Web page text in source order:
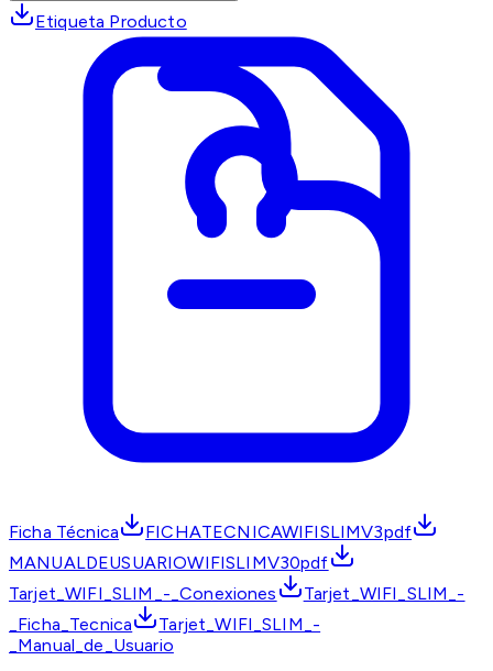
Etiqueta Producto
Ficha Técnica
FICHATECNICAWIFISLIMV3pdf
MANUALDEUSUARIOWIFISLIMV30pdf
Tarjet_WIFI_SLIM_-_Conexiones
Tarjet_WIFI_SLIM_-
_Ficha_Tecnica
Tarjet_WIFI_SLIM_-
_Manual_de_Usuario